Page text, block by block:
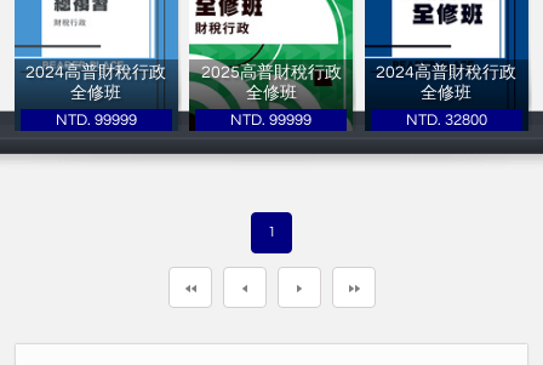
2024高普財稅行政
全修班
讀家補習班
NTD. 99999
2025高普財稅行政
全修班
讀家補習班
NTD. 99999
2024高普財稅行政
全修班
讀家補習班X名
NTD. 32800
1